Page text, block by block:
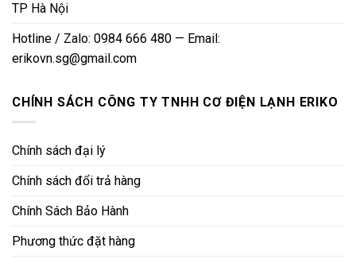
TP Hà Nội
Hotline / Zalo: 0984 666 480 — Email:
erikovn.sg@gmail.com
CHÍNH SÁCH CÔNG TY TNHH CƠ ĐIỆN LẠNH ERIKO
Chính sách đại lý
Chính sách đổi trả hàng
Chính Sách Bảo Hành
Phương thức đặt hàng